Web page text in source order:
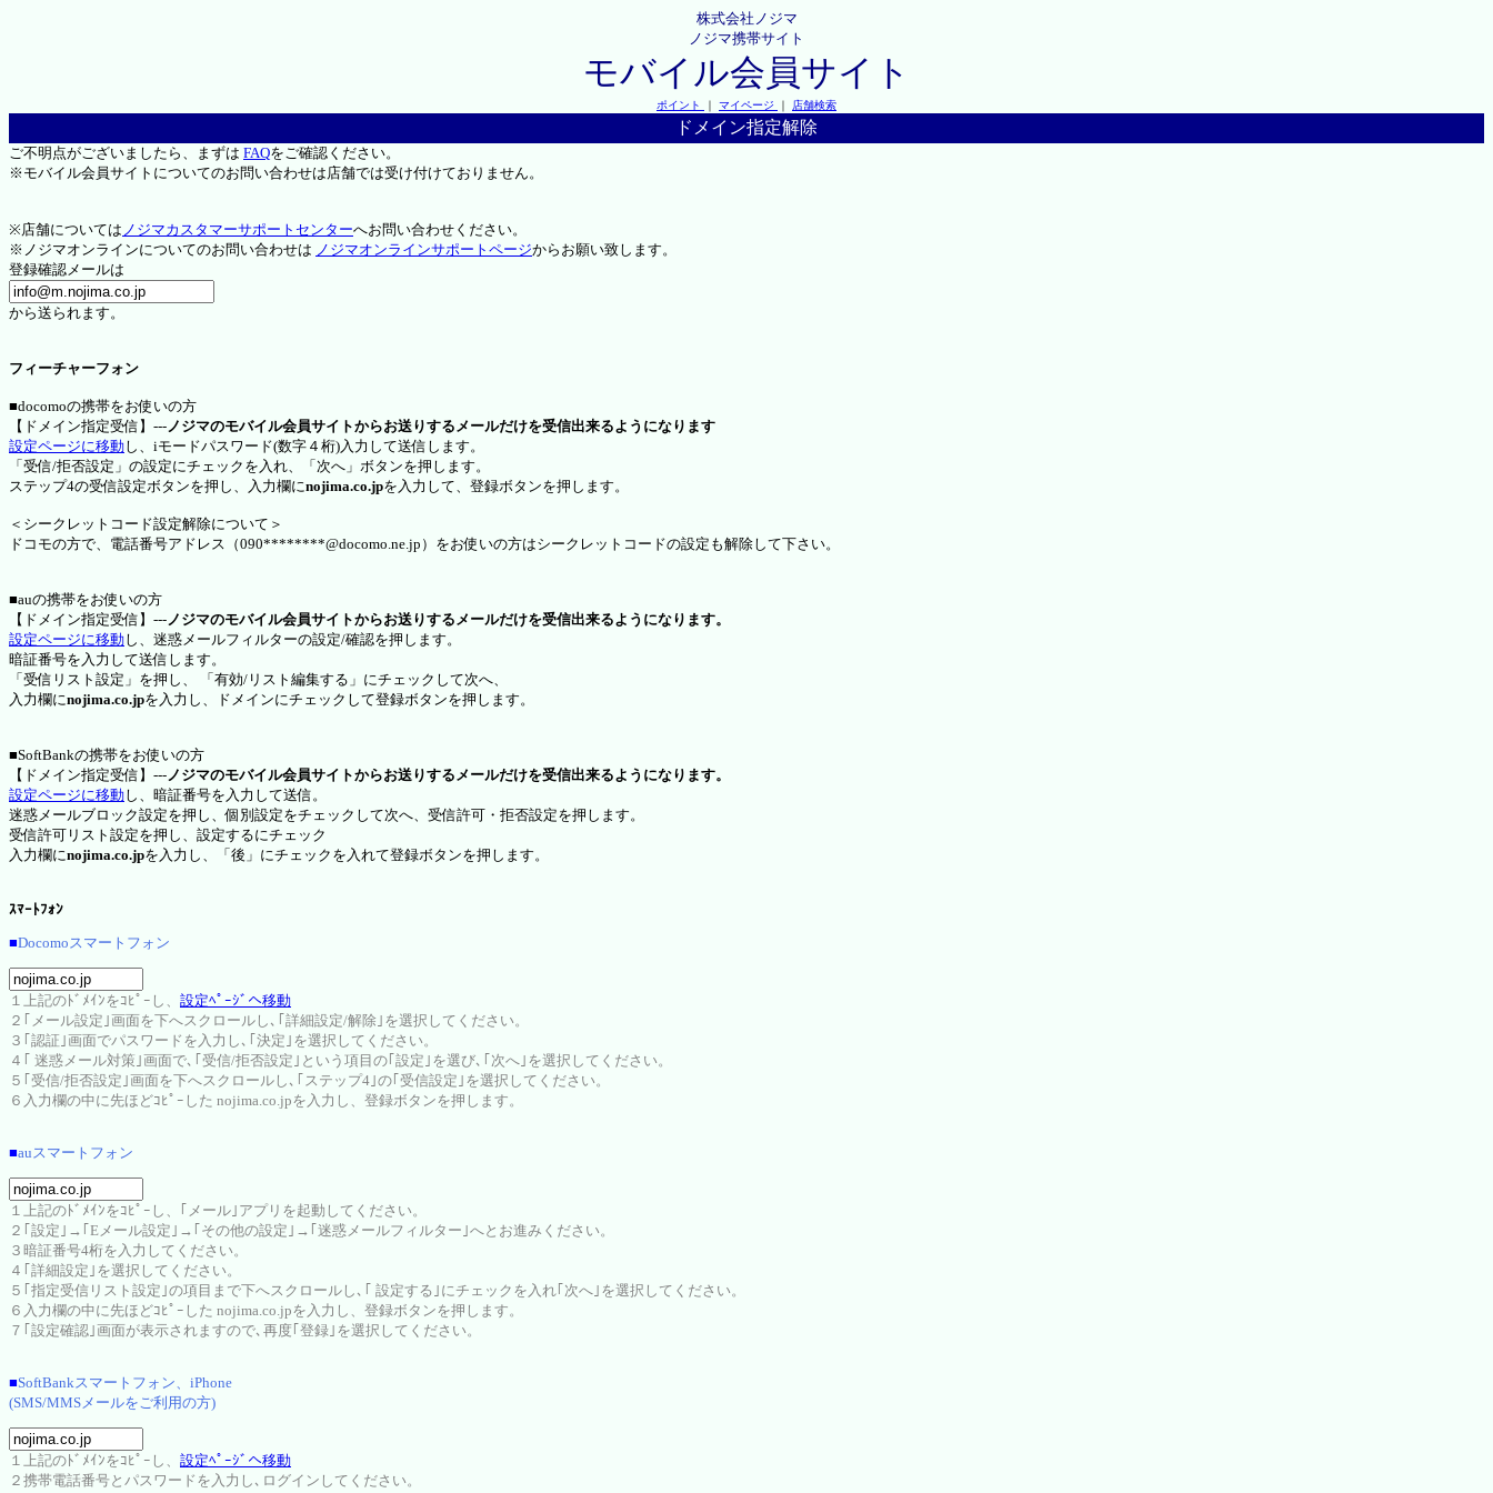
株式会社ノジマ
ノジマ携帯サイト
モバイル会員サイト
ポイント ｜ マイページ ｜ 店舗検索
ドメイン指定解除
ご不明点がございましたら、まずは FAQをご確認ください。
※モバイル会員サイトについてのお問い合わせは店舗では受け付けておりません。
※店舗については ノジマカスタマーサポートセンターへお問い合わせください。
※ノジマオンラインについてのお問い合わせは ノジマオンラインサポートページからお願い致します。
登録確認メールは
から送られます。
フィーチャーフォン
■docomoの携帯をお使いの方
【ドメイン指定受信】---ノジマのモバイル会員サイトからお送りするメールだけを受信出来るようになります
設定ページに移動し、iモードパスワード(数字４桁)入力して送信します。
「受信/拒否設定」の設定にチェックを入れ、「次へ」ボタンを押します。
ステップ4の受信設定ボタンを押し、入力欄にnojima.co.jpを入力して、登録ボタンを押します。
＜シークレットコード設定解除について＞
ドコモの方で、電話番号アドレス（090********@docomo.ne.jp）をお使いの方はシークレットコードの設定も解除して下さい。
■auの携帯をお使いの方
【ドメイン指定受信】---ノジマのモバイル会員サイトからお送りするメールだけを受信出来るようになります。
設定ページに移動し、迷惑メールフィルターの設定/確認を押します。
暗証番号を入力して送信します。
「受信リスト設定」を押し、 「有効/リスト編集する」にチェックして次へ、
入力欄にnojima.co.jpを入力し、ドメインにチェックして登録ボタンを押します。
■SoftBankの携帯をお使いの方
【ドメイン指定受信】---ノジマのモバイル会員サイトからお送りするメールだけを受信出来るようになります。
設定ページに移動し、暗証番号を入力して送信。
迷惑メールブロック設定を押し、個別設定をチェックして次へ、受信許可・拒否設定を押します。
受信許可リスト設定を押し、設定するにチェック
入力欄にnojima.co.jpを入力し、「後」にチェックを入れて登録ボタンを押します。
ｽﾏｰﾄﾌｫﾝ
■Docomoスマートフォン
１上記のﾄﾞﾒｲﾝをｺﾋﾟｰし、 設定ﾍﾟｰｼﾞへ移動
２｢メール設定｣画面を下へスクロールし､｢詳細設定/解除｣を選択してください。
３｢認証｣画面でパスワードを入力し､｢決定｣を選択してください。
４｢ 迷惑メール対策｣画面で､｢受信/拒否設定｣という項目の｢設定｣を選び､｢次へ｣を選択してください。
５｢受信/拒否設定｣画面を下へスクロールし､｢ステップ4｣の｢受信設定｣を選択してください。
６入力欄の中に先ほどｺﾋﾟｰした nojima.co.jpを入力し、登録ボタンを押します。
■auスマートフォン
１上記のﾄﾞﾒｲﾝをｺﾋﾟｰし、｢メール｣アプリを起動してください。
２｢設定｣→｢Eメール設定｣→｢その他の設定｣→｢迷惑メールフィルター｣へとお進みください。
３暗証番号4桁を入力してください。
４｢詳細設定｣を選択してください。
５｢指定受信リスト設定｣の項目まで下へスクロールし､｢ 設定する｣にチェックを入れ｢次へ｣を選択してください。
６入力欄の中に先ほどｺﾋﾟｰした nojima.co.jpを入力し、登録ボタンを押します。
７｢設定確認｣画面が表示されますので､再度｢登録｣を選択してください。
■SoftBankスマートフォン、iPhone
(SMS/MMSメールをご利用の方)
１上記のﾄﾞﾒｲﾝをｺﾋﾟｰし、 設定ﾍﾟｰｼﾞへ移動
２携帯電話番号とパスワードを入力し､ログインしてください。